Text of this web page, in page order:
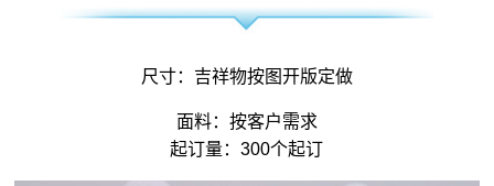
尺寸： 吉祥物按图开版定做
面料：按客户需求
起订量：300个起订